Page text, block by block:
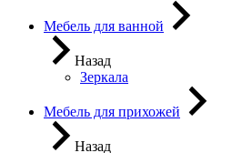
Мебель для ванной
Назад
Зеркала
Мебель для прихожей
Назад